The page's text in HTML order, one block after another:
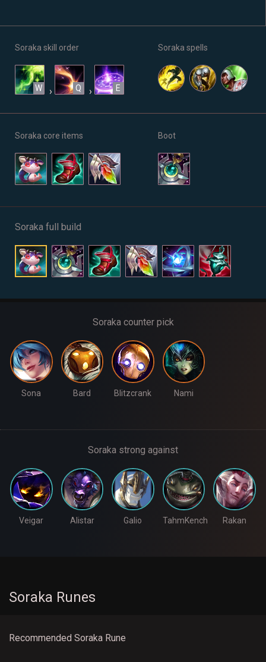
Soraka skill order
W › Q › E
Soraka spells
Soraka core items Boot
Soraka full build
Soraka counter pick
Sona Bard Blitzcrank Nami
Soraka strong against
Veigar Alistar Galio TahmKench Rakan
Soraka Runes
Recommended Soraka Rune